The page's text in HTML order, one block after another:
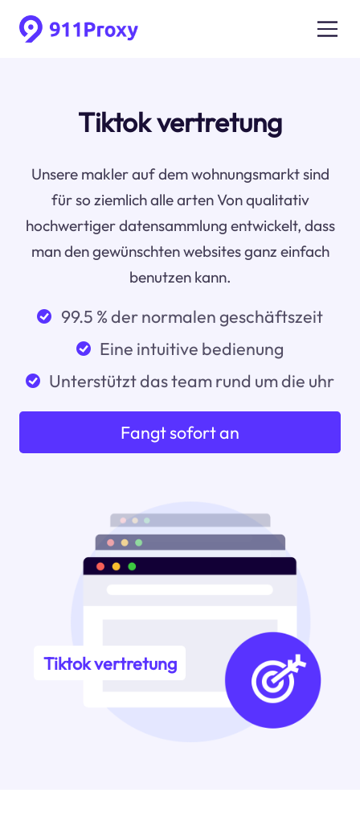
Tiktok vertretung
Unsere makler auf dem wohnungsmarkt sind
für so ziemlich alle arten Von qualitativ
hochwertiger datensammlung entwickelt, dass
man den gewünschten websites ganz einfach
benutzen kann.
99.5 % der normalen geschäftszeit
Eine intuitive bedienung
Unterstützt das team rund um die uhr
Fangt sofort an
Tiktok vertretung